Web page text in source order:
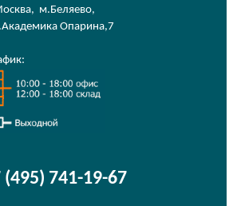
, м.Беляево,
Опарина,7
(495) 741-19-67